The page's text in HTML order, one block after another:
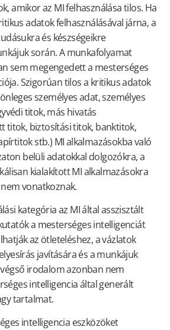
amikor az MI felhasználása tilos. Ha
adatok felhasználásával járna, a
és készségeikre
során. A munkafolyamat
sem megengedett a mesterséges
Szigorúan tilos a kritikus adatok
személyes adat, személyes
titok, más hivatás
titok, biztosítási titok, banktitok,
stb.) MI alkalmazásokba való
belüli adatokkal dolgozókra, a
kialakított MI alkalmazásokra
vonatkoznak.
kategória az MI által asszisztált
a mesterséges intelligenciát
az ötleteléshez, a vázlatok
javítására és a munkájuk
irodalom azonban nem
intelligencia által generált
tartalmat.
intelligencia eszközöket